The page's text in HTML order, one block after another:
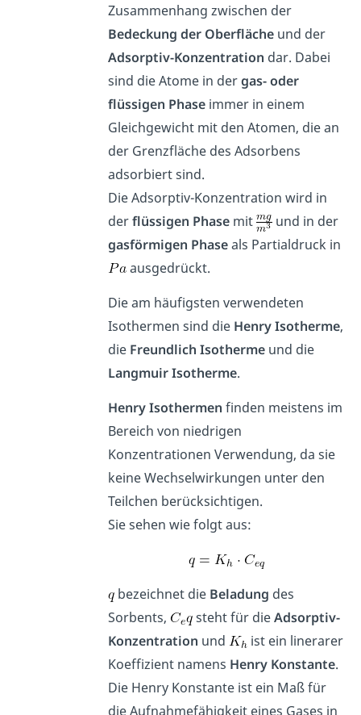
Zusammenhang zwischen der
Bedeckung der Oberfläche und der
Adsorptiv-Konzentration dar. Dabei
sind die Atome in dergas- oder
flüssigen Phase immer in einem
Gleichgewicht mit den Atomen, die an
der Grenzfläche des Adsorbens
adsorbiert sind.
Die Adsorptiv-Konzentration wird in
derflüssigen Phase mit
und in der
gasförmigen Phaseals Partialdruck in
ausgedrückt.
Die am häufigsten verwendeten
Isothermen sind die Henry Isotherme,
die Freundlich Isotherme und die
Langmuir Isotherme.
Henry Isothermen finden meistens im
Bereich von niedrigen
Konzentrationen Verwendung, da sie
keine Wechselwirkungen unter den
Teilchen berücksichtigen.
Sie sehen wie folgt aus:
bezeichnet die Beladung des
Sorbents,
steht für dieAdsorptiv-
Konzentration und
ist ein linerarer
Koeffizient namens Henry Konstante.
Die Henry Konstante ist ein Maß für
die Aufnahmefähigkeit eines Gases in